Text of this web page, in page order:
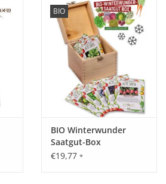
BIO
BIO Winterwunder
Saatgut-Box
€19,77 *